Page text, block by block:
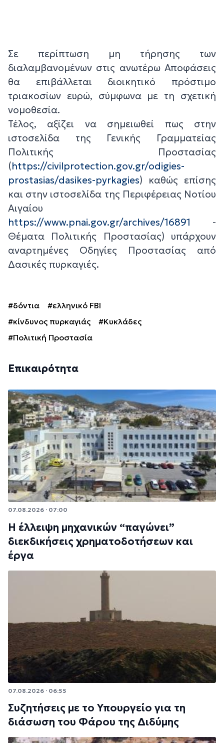
Σε περίπτωση μη τήρησης των
διαλαμβανομένων στις ανωτέρω Αποφάσεις
θα επιβάλλεται διοικητικό πρόστιμο
τριακοσίων ευρώ, σύμφωνα με τη σχετική
νομοθεσία.
Τέλος, αξίζει να σημειωθεί πως στην
ιστοσελίδα της Γενικής Γραμματείας
Πολιτικής Προστασίας
(https://civilprotection.gov.gr/odigies-
prostasias/dasikes-pyrkagies) καθώς επίσης
και στην ιστοσελίδα της Περιφέρειας Νοτίου
Αιγαίου
https://www.pnai.gov.gr/archives/16891 -
Θέματα Πολιτικής Προστασίας) υπάρχουν
αναρτημένες Οδηγίες Προστασίας από
Δασικές πυρκαγιές.
#δόντια
#ελληνικό FBI
#κίνδυνος πυρκαγιάς
#Κυκλάδες
#Πολιτική Προστασία
Επικαιρότητα
07.08.2026 · 07:00
Η έλλειψη μηχανικών “παγώνει”
διεκδικήσεις χρηματοδοτήσεων και
έργα
07.08.2026 · 06:55
Συζητήσεις με το Υπουργείο για τη
διάσωση του Φάρου της Διδύμης